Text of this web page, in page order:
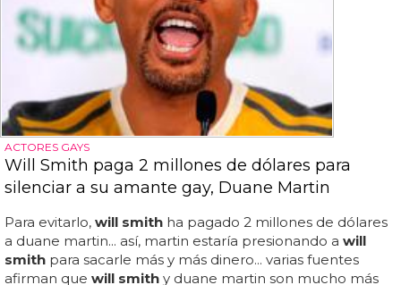
ACTORES GAYS
Will Smith paga 2 millones de dólares para
silenciar a su amante gay, Duane Martin
Para evitarlo, will smith ha pagado 2 millones de dólares
a duane martin... así, martin estaría presionando a will
smith para sacarle más y más dinero... varias fuentes
afirman que will smith y duane martin son mucho más